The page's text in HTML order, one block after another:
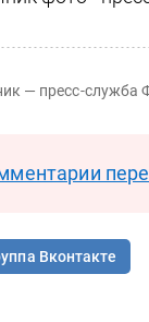
— пресс-служба
Вконтакте